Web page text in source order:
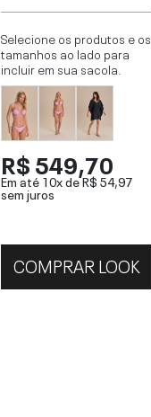
Selecione os produtos e os
tamanhos ao lado para
incluir em sua sacola.
R$ 549,70
Em até 10x deR$ 54,97
sem juros
COMPRAR LOOK